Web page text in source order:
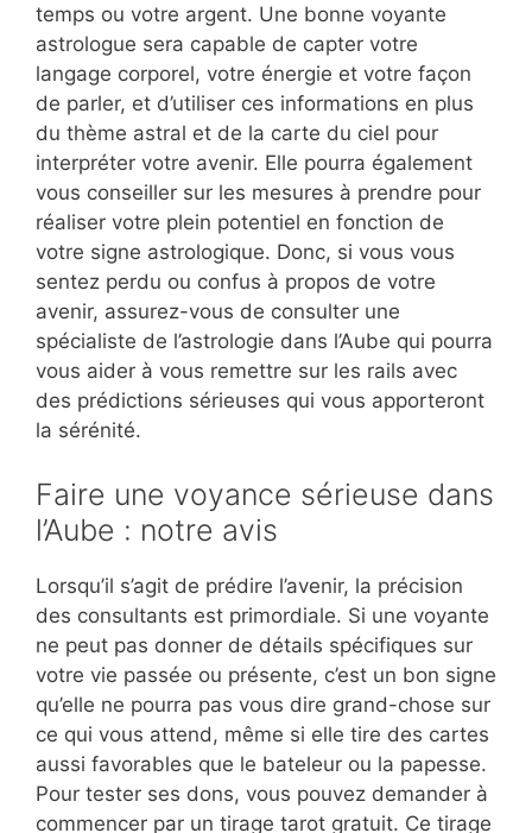
temps ou votre argent. Une bonne voyante
astrologue sera capable de capter votre
langage corporel, votre énergie et votre façon
de parler, et d’utiliser ces informations en plus
du thème astral et de la carte du ciel pour
interpréter votre avenir. Elle pourra également
vous conseiller sur les mesures à prendre pour
réaliser votre plein potentiel en fonction de
votre signe astrologique. Donc, si vous vous
sentez perdu ou confus à propos de votre
avenir, assurez-vous de consulter une
spécialiste de l’astrologie dans l’Aube qui pourra
vous aider à vous remettre sur les rails avec
des prédictions sérieuses qui vous apporteront
la sérénité.
Faire une voyance sérieuse dans
l’Aube : notre avis
Lorsqu’il s’agit de prédire l’avenir, la précision
des consultants est primordiale. Si une voyante
ne peut pas donner de détails spécifiques sur
votre vie passée ou présente, c’est un bon signe
qu’elle ne pourra pas vous dire grand-chose sur
ce qui vous attend, même si elle tire des cartes
aussi favorables que le bateleur ou la papesse.
Pour tester ses dons, vous pouvez demander à
commencer par un tirage tarot gratuit. Ce tirage